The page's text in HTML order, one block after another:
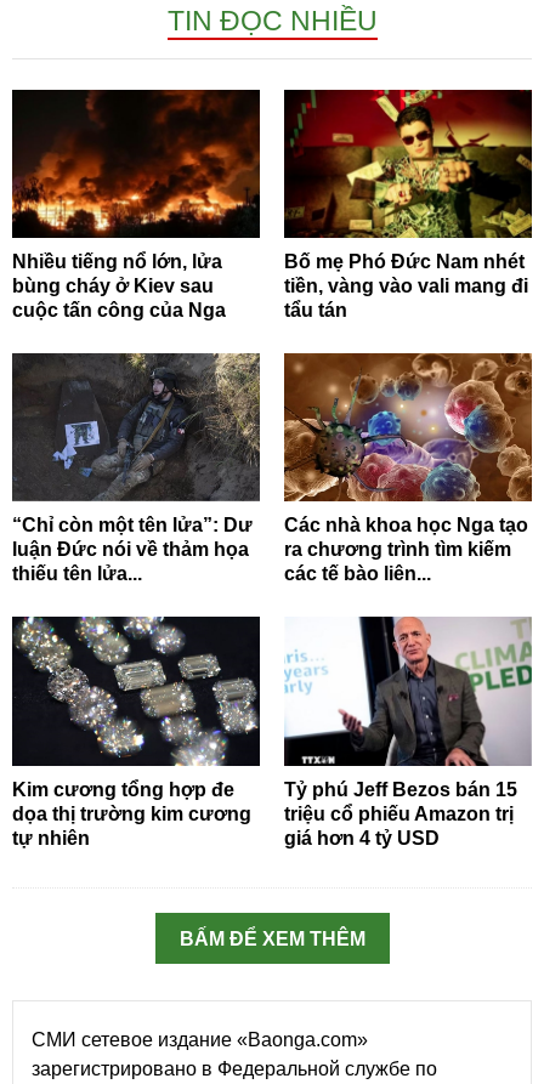
TIN ĐỌC NHIỀU
Nhiều tiếng nổ lớn, lửa
bùng cháy ở Kiev sau
cuộc tấn công của Nga
Bố mẹ Phó Đức Nam nhét
tiền, vàng vào vali mang đi
tẩu tán
“Chỉ còn một tên lửa”: Dư
luận Đức nói về thảm họa
thiếu tên lửa...
Các nhà khoa học Nga tạo
ra chương trình tìm kiếm
các tế bào liên...
Kim cương tổng hợp đe
dọa thị trường kim cương
tự nhiên
Tỷ phú Jeff Bezos bán 15
triệu cổ phiếu Amazon trị
giá hơn 4 tỷ USD
BẤM ĐỂ XEM THÊM
СМИ сетевое издание «Baonga.com»
зарегистрировано в Федеральной службе по